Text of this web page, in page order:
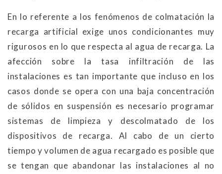
En lo referente a los fenómenos de colmatación la
recarga artificial exige unos condicionantes muy
rigurosos en lo que respecta al agua de recarga. La
afección sobre la tasa infiltración de las
instalaciones es tan importante que incluso en los
casos donde se opera con una baja concentración
de sólidos en suspensión es necesario programar
sistemas de limpieza y descolmatado de los
dispositivos de recarga. Al cabo de un cierto
tiempo y volumen de agua recargado es posible que
se tengan que abandonar las instalaciones al no